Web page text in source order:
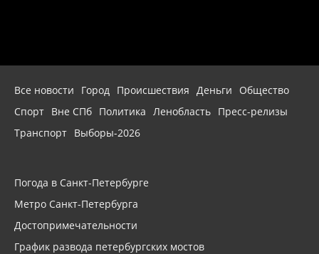
Все новости Город Происшествия Деньги
Общество
Спорт Вне СПб Политика Ленобласть Пресс-релизы
Транспорт Выборы-2026
Погода в Санкт-Петербурге
Метро Санкт-Петербурга
Достопримечательности
График развода петербургских мостов